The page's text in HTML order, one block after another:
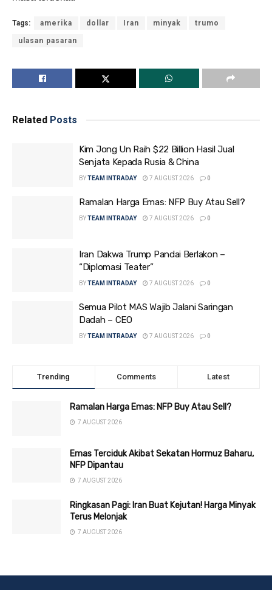
Tags: amerika dollar Iran minyak trumo
ulasan pasaran
Related Posts
Kim Jong Un Raih $22 Billion Hasil Jual
Senjata Kepada Rusia & China
BYTEAM INTRADAY 7 AUGUST 2026 0
Ramalan Harga Emas: NFP Buy Atau Sell?
BYTEAM INTRADAY 7 AUGUST 2026 0
Iran Dakwa Trump Pandai Berlakon –
“Diplomasi Teater”
BYTEAM INTRADAY 7 AUGUST 2026 0
Semua Pilot MAS Wajib Jalani Saringan
Dadah – CEO
BYTEAM INTRADAY 7 AUGUST 2026 0
Trending Comments Latest
Ramalan Harga Emas: NFP Buy Atau Sell?
7 AUGUST 2026
Emas Terciduk Akibat Sekatan Hormuz Baharu,
NFP Dipantau
7 AUGUST 2026
Ringkasan Pagi: Iran Buat Kejutan! Harga Minyak
Terus Melonjak
7 AUGUST 2026